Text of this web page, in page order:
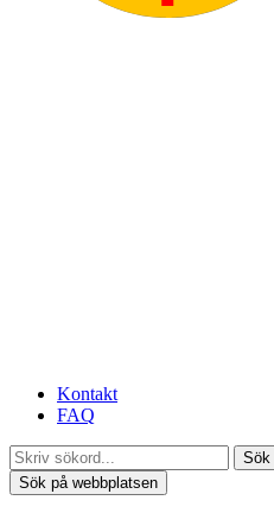
Kontakt
FAQ
Sök
Sök på webbplatsen